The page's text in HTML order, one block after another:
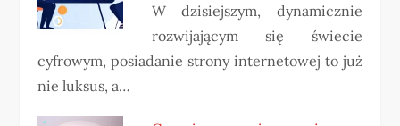
W dzisiejszym, dynamicznie
rozwijającym się świecie
cyfrowym, posiadanie strony internetowej to już
nie luksus, a…